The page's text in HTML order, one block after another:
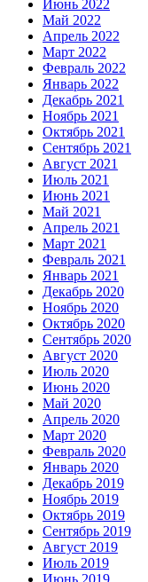
Июнь 2022
Май 2022
Апрель 2022
Март 2022
Февраль 2022
Январь 2022
Декабрь 2021
Ноябрь 2021
Октябрь 2021
Сентябрь 2021
Август 2021
Июль 2021
Июнь 2021
Май 2021
Апрель 2021
Март 2021
Февраль 2021
Январь 2021
Декабрь 2020
Ноябрь 2020
Октябрь 2020
Сентябрь 2020
Август 2020
Июль 2020
Июнь 2020
Май 2020
Апрель 2020
Март 2020
Февраль 2020
Январь 2020
Декабрь 2019
Ноябрь 2019
Октябрь 2019
Сентябрь 2019
Август 2019
Июль 2019